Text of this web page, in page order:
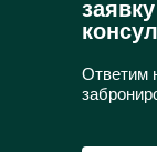
Ответим